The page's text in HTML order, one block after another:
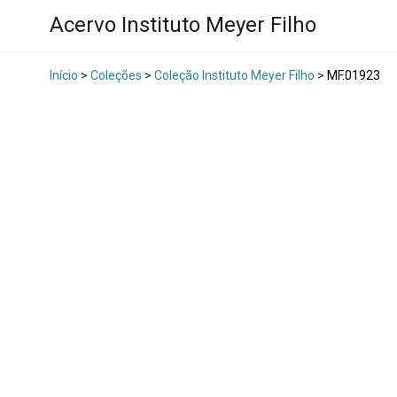
Acervo Instituto Meyer Filho
Início > Coleções > Coleção Instituto Meyer Filho > MF.01923